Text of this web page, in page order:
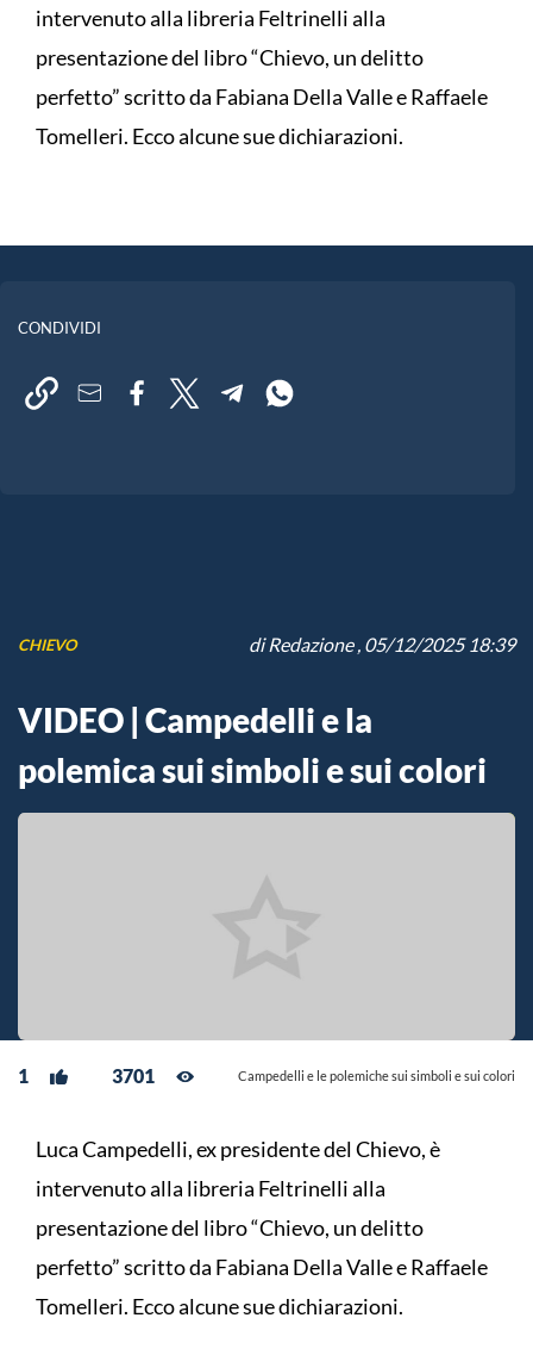
intervenuto alla libreria Feltrinelli alla
presentazione del libro “Chievo, un delitto
perfetto” scritto da Fabiana Della Valle e Raffaele
Tomelleri. Ecco alcune sue dichiarazioni.
CONDIVIDI
CHIEVO diRedazione, 05/12/2025 18:39
VIDEO | Campedelli e la
polemica sui simboli e sui colori
1 3701 Campedelli e le polemiche sui simboli e sui colori
Luca Campedelli, ex presidente del Chievo, è
intervenuto alla libreria Feltrinelli alla
presentazione del libro “Chievo, un delitto
perfetto” scritto da Fabiana Della Valle e Raffaele
Tomelleri. Ecco alcune sue dichiarazioni.